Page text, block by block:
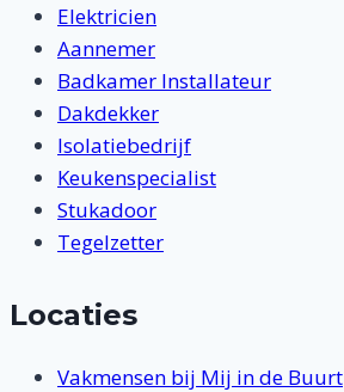
Elektricien
Aannemer
Badkamer Installateur
Dakdekker
Isolatiebedrijf
Keukenspecialist
Stukadoor
Tegelzetter
Locaties
Vakmensen bij Mij in de Buurt